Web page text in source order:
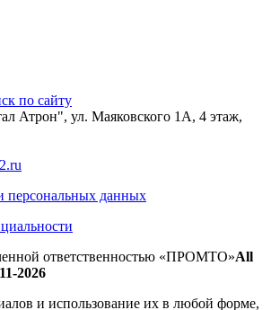
по сайту
Атрон", ул. Маяковского 1А, 4 этаж,
персональных данных
ответственностью «ПРОМТО»All
2026
и использование их в любой форме,